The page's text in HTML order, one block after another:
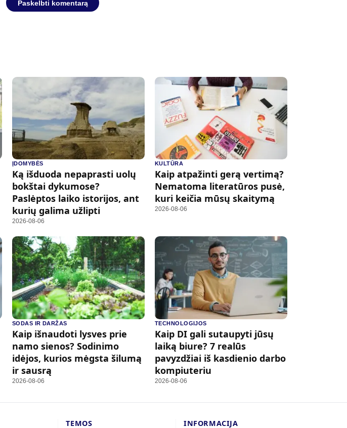
ĮDOMYBĖS
Ką išduoda nepaprasti uolų
bokštai dykumose?
Paslėptos laiko istorijos, ant
kurių galima užlipti
2026-08-06
KULTŪRA
Kaip atpažinti gerą vertimą?
Nematoma literatūros pusė,
kuri keičia mūsų skaitymą
2026-08-06
SODAS IR DARŽAS
Kaip išnaudoti lysves prie
namo sienos? Sodinimo
idėjos, kurios mėgsta šilumą
ir sausrą
2026-08-06
TECHNOLOGIJOS
Kaip DI gali sutaupyti jūsų
laiką biure? 7 realūs
pavyzdžiai iš kasdienio darbo
kompiuteriu
2026-08-06
TEMOS INFORMACIJA